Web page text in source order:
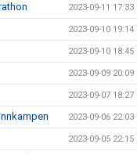
2023-09-11 17:33
2023-09-10 19:14
2023-09-10 18:45
2023-09-09 20:09
2023-09-07 18:27
2023-09-06 22:03
2023-09-05 22:15